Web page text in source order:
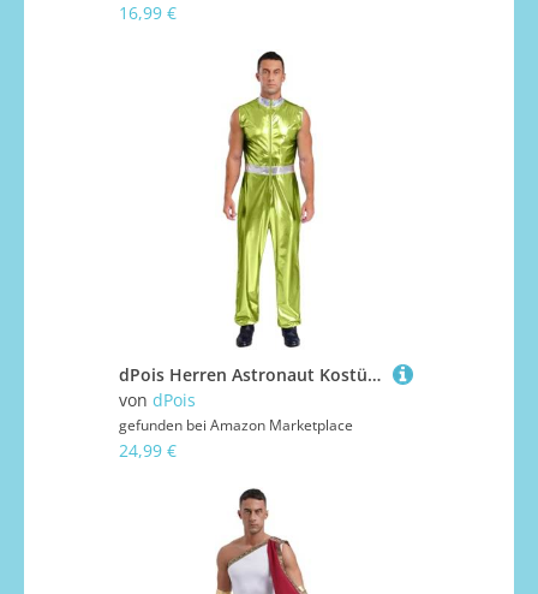
16,99 €
dPois Herren Astronaut Kostüm Glänzend Jumpsuit Ärmellos Overall Raumfahrer Anzug mit Rollkragen Uniform Halloween Fasching Kostüm Leuchtendes Grün S
von dPois
gefunden bei Amazon Marketplace
24,99 €